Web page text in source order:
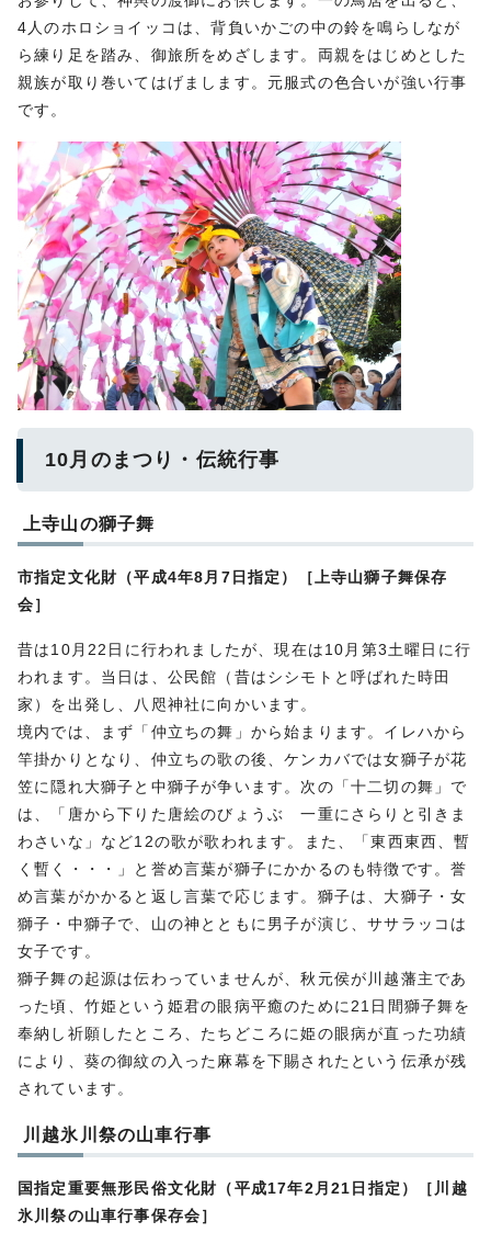
4人のホロショイッコは、背負いかごの中の鈴を鳴らしなが
ら練り足を踏み、御旅所をめざします。両親をはじめとした
親族が取り巻いてはげまします。元服式の色合いが強い行事
です。
10月のまつり・伝統行事
上寺山の獅子舞
市指定文化財（平成4年8月7日指定）［上寺山獅子舞保存
会］
昔は10月22日に行われましたが、現在は10月第3土曜日に行
われます。当日は、公民館（昔はシシモトと呼ばれた時田
家）を出発し、八咫神社に向かいます。
境内では、まず「仲立ちの舞」から始まります。イレハから
竿掛かりとなり、仲立ちの歌の後、ケンカバでは女獅子が花
笠に隠れ大獅子と中獅子が争います。次の「十二切の舞」で
は、「唐から下りた唐絵のびょうぶ 一重にさらりと引きま
わさいな」など12の歌が歌われます。また、「東西東西、暫
く暫く・・・」と誉め言葉が獅子にかかるのも特徴です。誉
め言葉がかかると返し言葉で応じます。獅子は、大獅子・女
獅子・中獅子で、山の神とともに男子が演じ、ササラッコは
女子です。
獅子舞の起源は伝わっていませんが、秋元侯が川越藩主であ
った頃、竹姫という姫君の眼病平癒のために21日間獅子舞を
奉納し祈願したところ、たちどころに姫の眼病が直った功績
により、葵の御紋の入った麻幕を下賜されたという伝承が残
されています。
川越氷川祭の山車行事
国指定重要無形民俗文化財（平成17年2月21日指定）［川越
氷川祭の山車行事保存会］